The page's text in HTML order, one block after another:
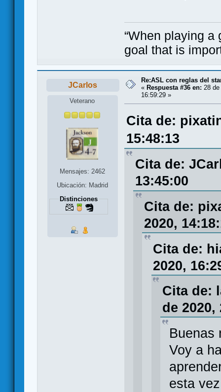
“When playing
goal that is
JCarlos
Veterano
Mensajes: 2462
Ubicación: Madrid
Distinciones
Re:ASL con reglas del
« Respuesta #36 en: 28 de
16:59:29 »
Cita de:
15:48:13
Cita de:
13:45:00
Cita de:
2020,
Cita de:
2020,
Cita de:
de 2020,
Buenas
Voy a
esta